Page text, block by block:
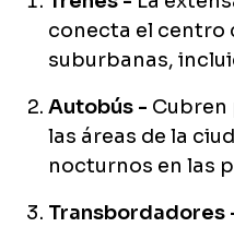
conecta el centro
suburbanas,
Autobús -
las áreas de la
nocturnos en las
Transbordadores